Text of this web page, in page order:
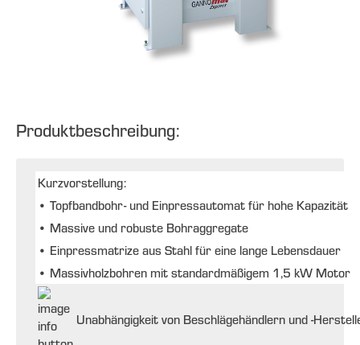
Produktbeschreibung:
Kurzvorstellung:
• Topfbandbohr- und Einpressautomat für hohe Kapazität
• Massive und robuste Bohraggregate
• Einpressmatrize aus Stahl für eine lange Lebensdauer
• Massivholzbohren mit standardmäßigem 1,5 kW Motor
Unabhängigkeit von Beschlägehändlern und -